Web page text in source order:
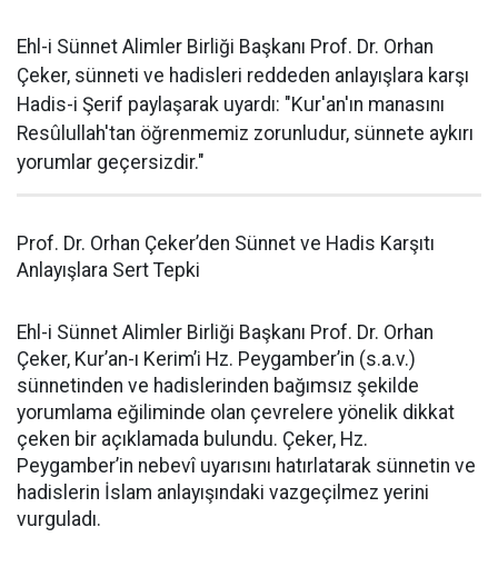
Ehl-i Sünnet Alimler Birliği Başkanı Prof. Dr. Orhan
Çeker, sünneti ve hadisleri reddeden anlayışlara karşı
Hadis-i Şerif paylaşarak uyardı: "Kur'an'ın manasını
Resûlullah'tan öğrenmemiz zorunludur, sünnete aykırı
yorumlar geçersizdir."
Prof. Dr. Orhan Çeker’den Sünnet ve Hadis Karşıtı
Anlayışlara Sert Tepki
Ehl-i Sünnet Alimler Birliği Başkanı Prof. Dr. Orhan
Çeker, Kur’an-ı Kerim’i Hz. Peygamber’in (s.a.v.)
sünnetinden ve hadislerinden bağımsız şekilde
yorumlama eğiliminde olan çevrelere yönelik dikkat
çeken bir açıklamada bulundu. Çeker, Hz.
Peygamber’in nebevî uyarısını hatırlatarak sünnetin ve
hadislerin İslam anlayışındaki vazgeçilmez yerini
vurguladı.